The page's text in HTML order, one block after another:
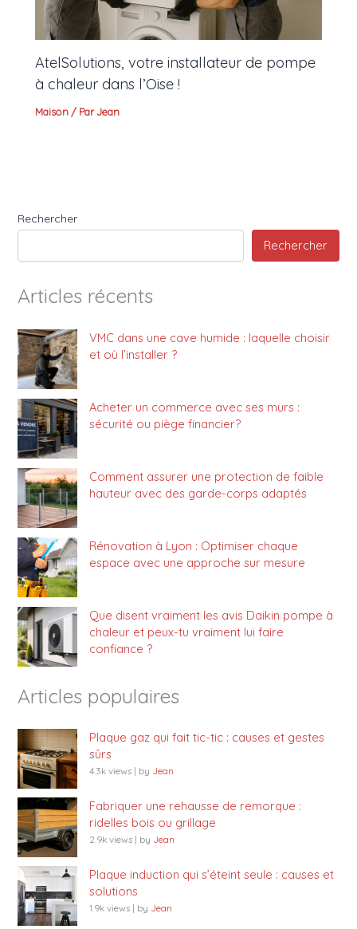
AtelSolutions, votre installateur de pompe
à chaleur dans l’Oise !
Maison / ParJean
Rechercher
Rechercher
Articles récents
VMC dans une cave humide : laquelle choisir
et où l’installer ?
Acheter un commerce avec ses murs :
sécurité ou piège financier?
Comment assurer une protection de faible
hauteur avec des garde-corps adaptés
Rénovation à Lyon : Optimiser chaque
espace avec une approche sur mesure
Que disent vraiment les avis Daikin pompe à
chaleur et peux-tu vraiment lui faire
confiance ?
Articles populaires
Plaque gaz qui fait tic-tic : causes et gestes
sûrs
4.3k views | by Jean
Fabriquer une rehausse de remorque :
ridelles bois ou grillage
2.9k views | by Jean
Plaque induction qui s’éteint seule : causes et
solutions
1.9k views | by Jean